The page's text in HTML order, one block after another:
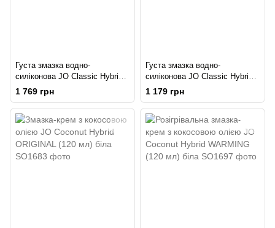
Густа змазка водно-
силіконова JO Classic Hybrid
(240 мл) без парабенів,
гліцерину та олій
1 769 грн
Густа змазка водно-
силіконова JO Classic Hybrid
(120 мл) без парабенів,
гліцерину та олій
1 179 грн